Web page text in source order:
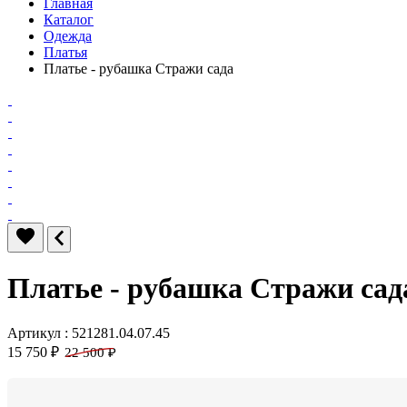
Главная
Каталог
Одежда
Платья
Платье - рубашка Стражи сада
Платье - рубашка Стражи
Артикул : 521281.04.07.45
15 750 ₽ 22 500 ₽